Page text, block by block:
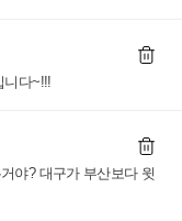
니다~!!!
야? 대구가 부산보다 윗